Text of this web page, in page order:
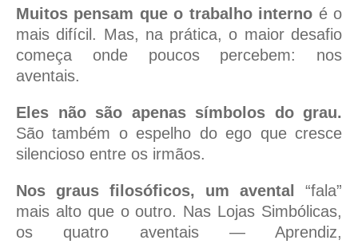
Muitos pensam que o trabalho interno é o
mais difícil. Mas, na prática, o maior desafio
começa onde poucos percebem: nos
aventais.
Eles não são apenas símbolos do grau.
São também o espelho do ego que cresce
silencioso entre os irmãos.
Nos graus filosóficos, um avental
“fala”
mais alto que o outro. Nas Lojas Simbólicas,
os quatro aventais — Aprendiz,